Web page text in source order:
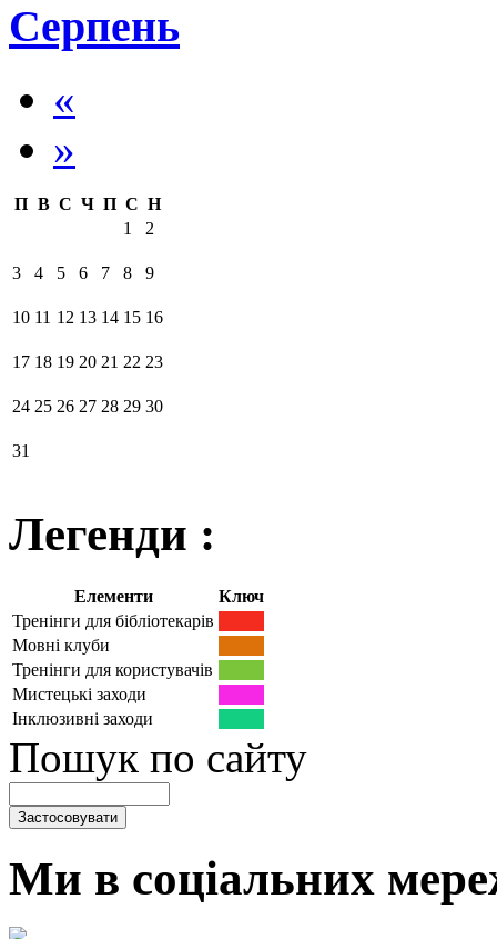
Серпень
«
»
П В С Ч П С Н
1
2
3 4 5 6 7 8 9
10 11 12 13 14 15 16
17 18 19 20 21 22 23
24 25 26 27 28 29 30
31
Легенди :
Елементи
Ключ
Тренінги для бібліотекарів
Мовні клуби
Тренінги для користувачів
Мистецькі заходи
Інклюзивні заходи
Пошук по сайту
Ми в соціальних